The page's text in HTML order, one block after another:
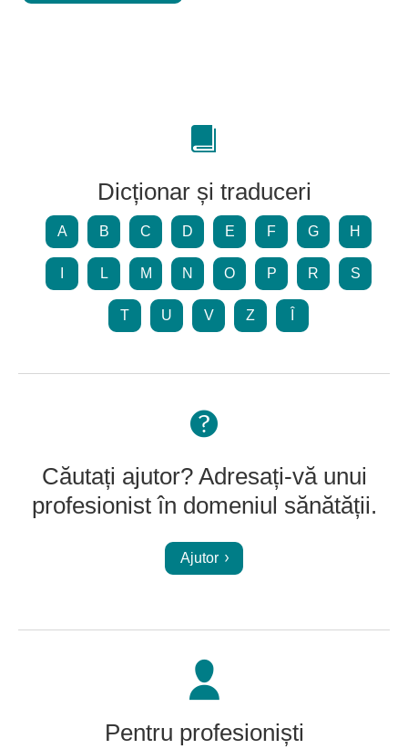
Dicționar și traduceri
A B C D E F G H
L M N O P R S
T U V Z
Căutați ajutor? Adresați-vă unui
profesionist în domeniul sănătății.
Ajutor
Pentru profesioniști